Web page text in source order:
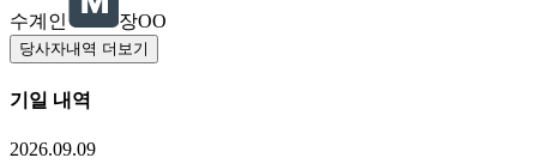
수계인 장OO
당사자내역 더보기
기일 내역
2026.09.09